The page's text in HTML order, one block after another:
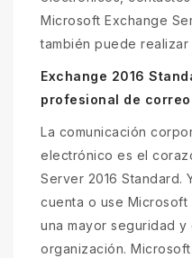
Microsoft Exchange
también puede
Exchange 2016
profesional de
La comunicación
electrónico es el
Server 2016 Standard.
cuenta o use
una mayor seguridad
organización.